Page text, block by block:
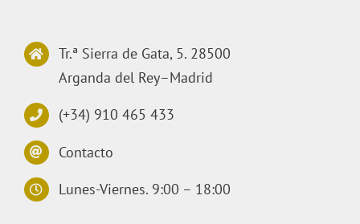
Tr.ª Sierra de Gata, 5. 28500
Arganda del Rey–Madrid
(+34) 910 465 433
Contacto
Lunes-Viernes. 9:00 – 18:00